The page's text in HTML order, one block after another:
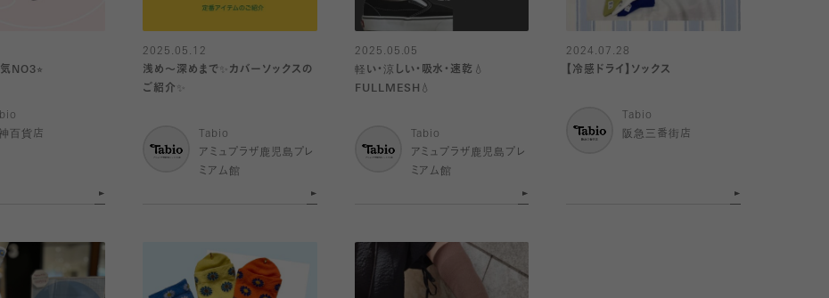
NO3⭐︎
百貨店
2025.05.12
浅め〜深めまで✨カバーソックスの
ご紹介✨
Tabio
アミュプラザ鹿児島プレ
ミアム館
2025.05.05
軽い・涼しい・吸水・速乾💧
FULLMESH💧
Tabio
アミュプラザ鹿児島プレ
ミアム館
2024.07.28
【冷感ドライ】ソックス
Tabio
阪急三番街店